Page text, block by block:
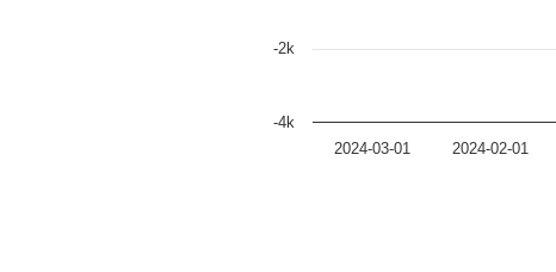
2024-03-01 2024-02-01
-4k
-2k